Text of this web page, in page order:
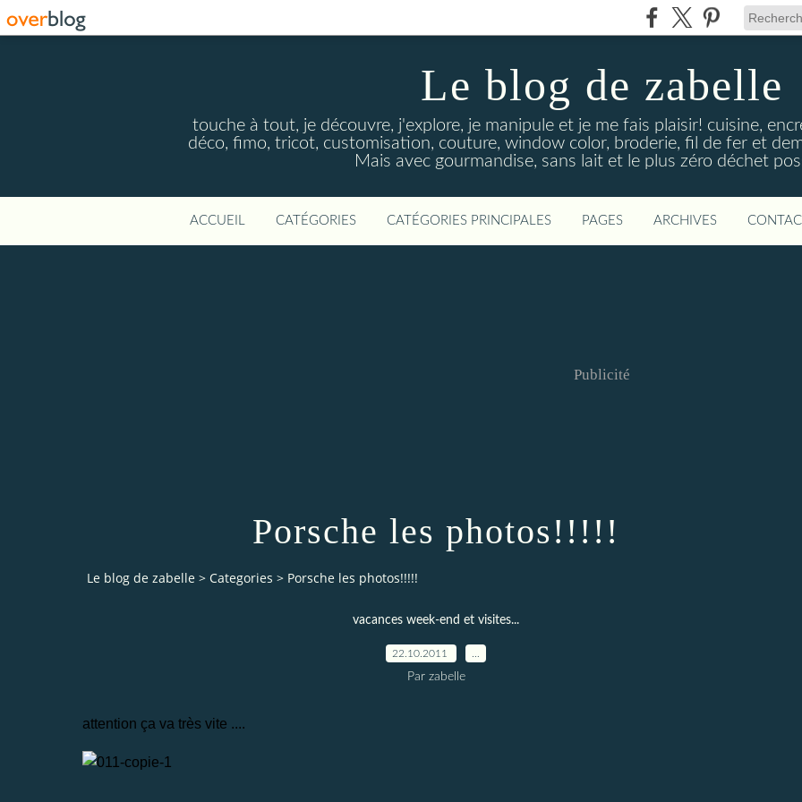
Le blog de zabelle
touche à tout, je découvre, j'explore, je manipule et je me fais plaisir! cuisine,
déco, fimo, tricot, customisation, couture, window color, broderie, fil de fer et
Mais avec gourmandise, sans lait et le plus zéro déchet
ACCUEIL CATÉGORIES CATÉGORIES PRINCIPALES PAGES ARCHIVES
Publicité
Porsche les photos!!!!!
Le blog de zabelle > Categories > Porsche les photos!!!!!
vacances week-end et visites...
22.10.2011
Par zabelle
attention ça va très vite ....